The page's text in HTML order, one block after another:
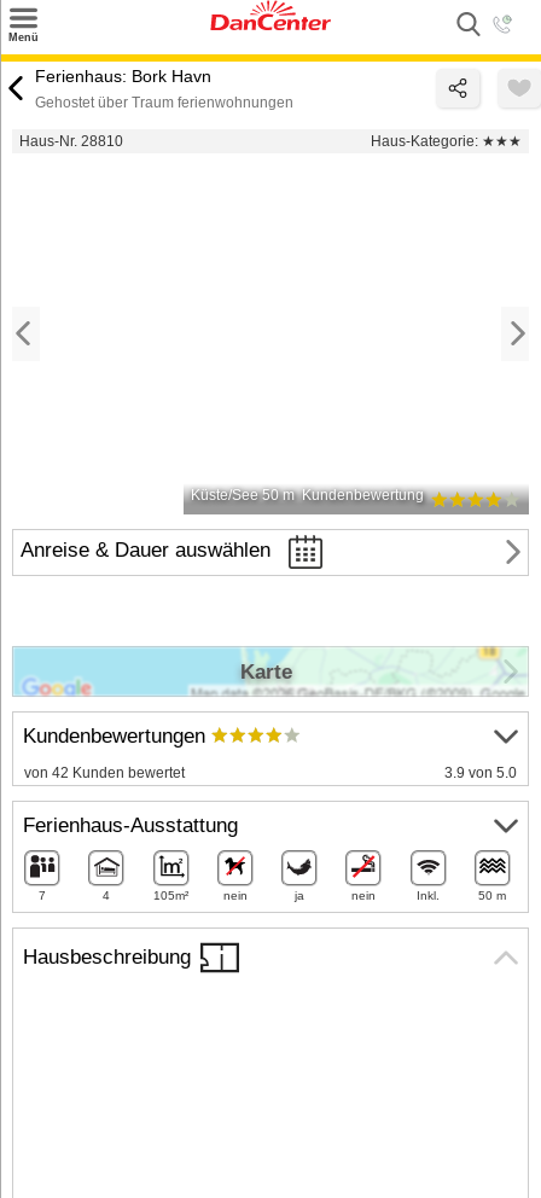
Menü
Suchen
Ferienhaus: Bork Havn
Gehostet über Traum ferienwohnungen
Haus-Nr. 28810 Haus-Kategorie: ★★★
Küste/See 50 m Kundenbewertung
Anreise & Dauer auswählen
Hausbeschreibung
Kundenbewertungen
von 42 Kunden bewertet 3.9 von 5.0
Ferienhaus-Ausstattung
7 4 105m² nein ja nein Inkl. 50 m
Karte